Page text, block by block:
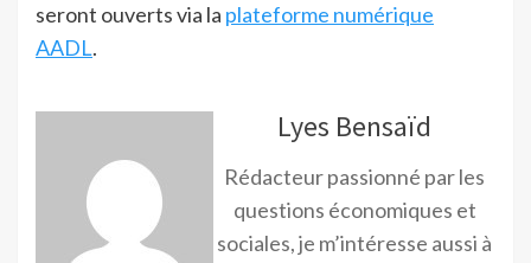
seront ouverts via la plateforme numérique
AADL.
Lyes Bensaïd
Rédacteur passionné par les
questions économiques et
sociales, je m’intéresse aussi à